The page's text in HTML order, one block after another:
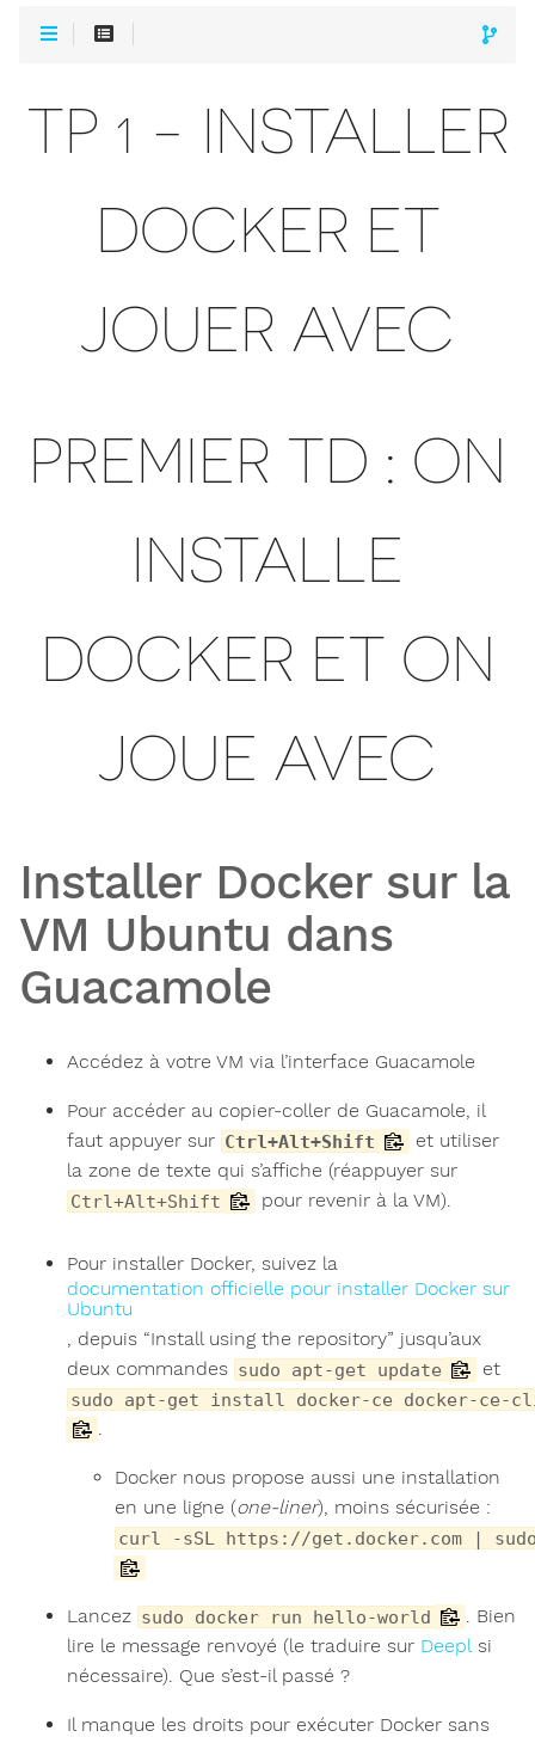
TP 1 - INSTALLER
DOCKER ET
JOUER AVEC
PREMIER TD : ON
INSTALLE
DOCKER ET ON
JOUE AVEC
Installer Docker sur la
VM Ubuntu dans
Guacamole
Accédez à votre VM via l’interface Guacamole
Pour accéder au copier-coller de Guacamole, il
faut appuyer sur Ctrl+Alt+Shift
et utiliser
la zone de texte qui s’affiche (réappuyer sur
Ctrl+Alt+Shift pour revenir à la VM).
Pour installer Docker, suivez la
documentation officielle pour installer Docker sur
Ubuntu
, depuis “Install using the repository” jusqu’aux
deux commandes sudo apt-get update et
sudo apt-get install docker-ce docker-ce-
Docker nous propose aussi une installation
en une ligne (one-liner), moins sécurisée :
curl -sSL https://get.docker.com |
Lancez sudo docker run hello-world
. Bien
lire le message renvoyé (le traduire sur Deepl si
nécessaire). Que s’est-il passé ?
Il manque les droits pour exécuter Docker sans